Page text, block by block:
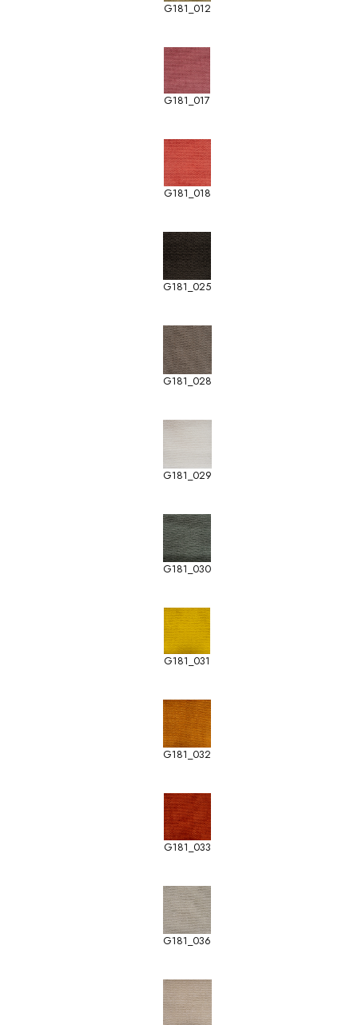
G181_012
G181_017
G181_018
G181_025
G181_028
G181_029
G181_030
G181_031
G181_032
G181_033
G181_036